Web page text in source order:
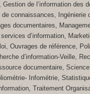
Gestion de l’information des
connaissances, Ingénierie
documentaires,
d’information,
Ouvrages de référence,
d’information-Veille,
documentaire,
Infométrie,
Traitement